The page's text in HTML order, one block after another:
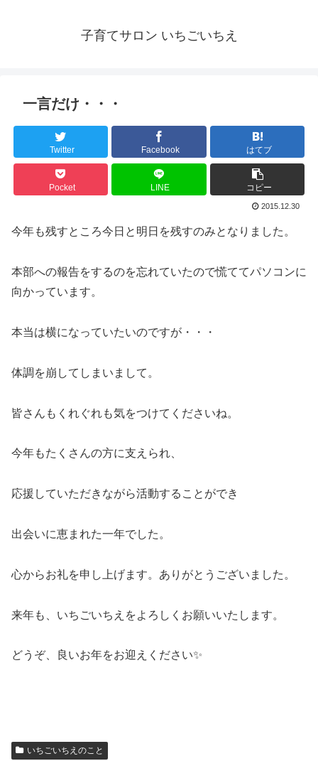
子育てサロン いちごいちえ
一言だけ・・・
Twitter Facebook はてブ
Pocket LINE コピー
2015.12.30
今年も残すところ今日と明日を残すのみとなりました。
本部への報告をするのを忘れていたので慌ててパソコンに
向かっています。
本当は横になっていたいのですが・・・
体調を崩してしまいまして。
皆さんもくれぐれも気をつけてくださいね。
今年もたくさんの方に支えられ、
応援していただきながら活動することができ
出会いに恵まれた一年でした。
心からお礼を申し上げます。ありがとうございました。
来年も、いちごいちえをよろしくお願いいたします。
どうぞ、良いお年をお迎えください✨
いちごいちえのこと